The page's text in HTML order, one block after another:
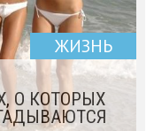
ЖИЗНЬ
О КОТОРЫХ